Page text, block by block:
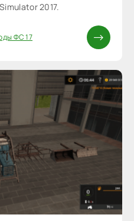
2017.
ФС 17